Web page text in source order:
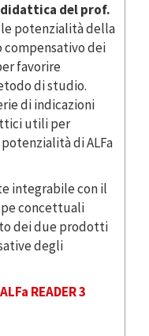
del prof.
le potenzialità della
compensativo dei
favorire
di studio.
di indicazioni
utili per
di ALFa
integrabile con il
concettuali
dei due prodotti
degli
READER 3